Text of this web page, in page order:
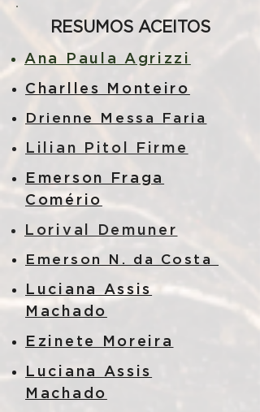
RESUMOS ACEITOS
Ana Paula Agrizzi
Charlles Monteiro
Drienne Messa Faria
Lilian Pitol Firme
Emerson Fraga
Comério
Lorival Demuner
Emerson N. da Costa
Luciana Assis
Machado
Ezinete Moreira
Luciana Assis
Machado